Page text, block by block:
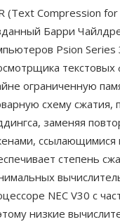
(Text Compression
Барри
Psion
ограниченную
схему
заменяя
ссылающимися
степень
NEC V30 с
низкие